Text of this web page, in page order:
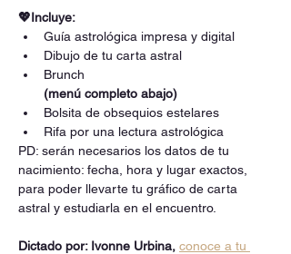
💖Incluye:
Guía astrológica impresa y digital
Dibujo de tu carta astral
Brunch
(menú completo abajo)
Bolsita de obsequios estelares
Rifa por una lectura astrológica
PD: serán necesarios los datos de tu
nacimiento: fecha, hora y lugar exactos,
para poder llevarte tu gráfico de carta
astral y estudiarla en el encuentro.
Dictado por: Ivonne Urbina, conoce a tu